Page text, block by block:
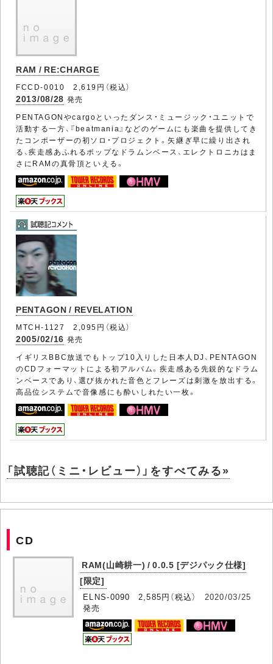
RAM / RE:CHARGE
FCCD-0010 2,619円（税込）
2013/08/28 発売
PENTAGONやcargoといったダンス・ミュージック・ユニットで
活動する一方、『beatmania』などのゲームにも楽曲を提供してき
たコンポーザーの初ソロ・プロジェクト。矢継ぎ早に繰り出され
る、疾走感あふれるポップなドラムンベース、エレクトロニカはま
さにRAMの真骨頂といえる。
PENTAGON / REVELATION
MTCH-1127 2,095円（税込）
2005/02/16 発売
イギリスBBC放送でもトップ10入りした日本人DJ、PENTAGON
のCDフォーマットによる初アルバム。疾走感ある先鋭的なドラム
ンベースであり、選び抜かれた音色とフレーズは刺激を放出する。
高品位システムで音像感にも酔いしれたい一枚。
「試聴記（ミニ・レビュー）」をすべてみる»
CD
RAM(山崎耕一) / 0.0.5 [デジパック仕様]
[限定]
ELNS-0090 2,585円（税込） 2020/03/25
発売